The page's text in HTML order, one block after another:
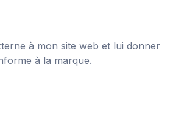
à mon site web et lui donner
à la marque.